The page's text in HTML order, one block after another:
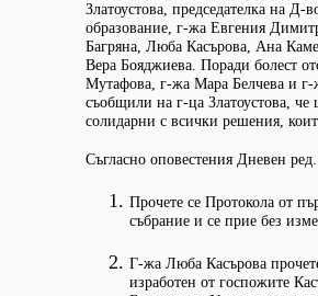
Златоустова, председателка на Д-
образование, г-жа Евгения
Багряна, Люба Касърова, Ана
Вера Бояджиева. Поради болест
Мутафова, г-жа Мара Белчева и г-
съобщили на г-ца Златоустова, че
солидарни с всички решения,
Съгласно оповестения Дневен ред.
Прочете се Протокола от
събрание и се прие без
Г-жа Люба Касърова
изработен от госпожите